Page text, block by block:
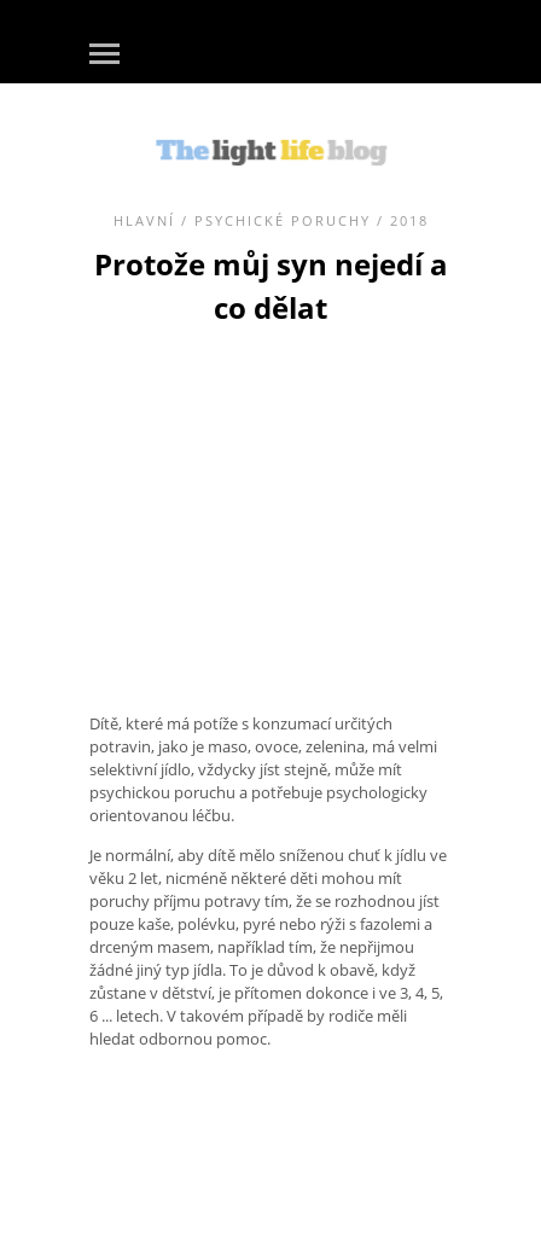
HLAVNÍ / PSYCHICKÉ PORUCHY / 2018
Protože můj syn nejedí a
co dělat
Dítě, které má potíže s konzumací určitých
potravin, jako je maso, ovoce, zelenina, má velmi
selektivní jídlo, vždycky jíst stejně, může mít
psychickou poruchu a potřebuje psychologicky
orientovanou léčbu.
Je normální, aby dítě mělo sníženou chuť k jídlu ve
věku 2 let, nicméně některé děti mohou mít
poruchy příjmu potravy tím, že se rozhodnou jíst
pouze kaše, polévku, pyré nebo rýži s fazolemi a
drceným masem, například tím, že nepřijmou
žádné jiný typ jídla. To je důvod k obavě, když
zůstane v dětství, je přítomen dokonce i ve 3, 4, 5,
6 ... letech. V takovém případě by rodiče měli
hledat odbornou pomoc.